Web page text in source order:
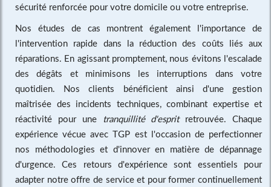
sécurité renforcée pour votre domicile ou votre entreprise.
Nos études de cas montrent également l'importance de
l'intervention rapide dans la réduction des coûts liés aux
réparations. En agissant promptement, nous évitons l'escalade
des dégâts et minimisons les interruptions dans votre
quotidien. Nos clients bénéficient ainsi d'une gestion
maîtrisée des incidents techniques, combinant expertise et
réactivité pour une
tranquillité d'espritretrouvée. Chaque
expérience vécue avec TGP est l'occasion de perfectionner
nos méthodologies et d'innover en matière de dépannage
d'urgence. Ces retours d'expérience sont essentiels pour
adapter notre offre de service et pour former continuellement